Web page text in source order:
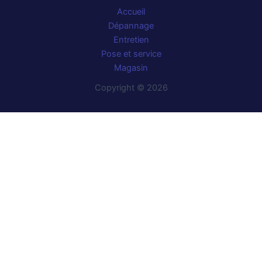
Accueil
Dépannage
Entretien
Pose et service
Magasin
Copyright © 2026